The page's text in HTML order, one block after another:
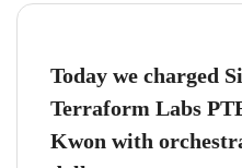
Today we charged
Terraform Labs
Kwon with